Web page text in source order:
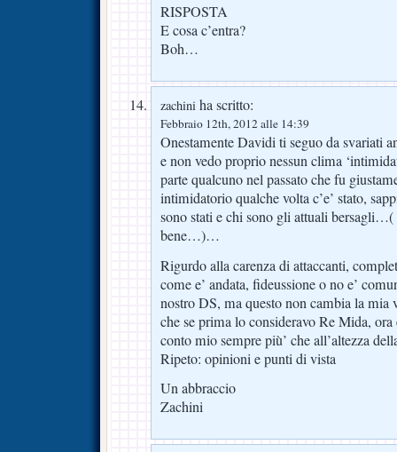
RISPOSTA
E cosa c’entra?
Boh…
zachini ha scritto:
Febbraio 12th, 2012 alle 14:39
Onestamente Davidi ti seguo da svariati
e non vedo proprio nessun clima
parte qualcuno nel passato che fu
intimidatorio qualche volta c’e’ stato,
sono stati e chi sono gli attuali
bene…)…
Rigurdo alla carenza di attaccanti,
come e’ andata, fideussione o no e’
nostro DS, ma questo non cambia la mia
che se prima lo consideravo Re Mida,
conto mio sempre più’ che all’altezza
Ripeto: opinioni e punti di vista
Un abbraccio
Zachini